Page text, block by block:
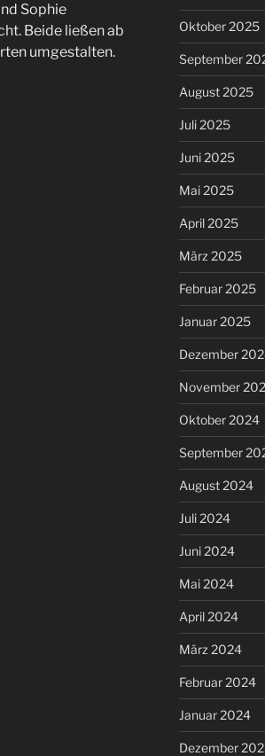
Sophie
Beide ließen ab
umgestalten.
Oktober 2025
September
August 2025
Juli 2025
Juni 2025
Mai 2025
April 2025
März 2025
Februar 2025
Januar 2025
Dezember
November
Oktober 2024
September
August 2024
Juli 2024
Juni 2024
Mai 2024
April 2024
März 2024
Februar 2024
Januar 2024
Dezember